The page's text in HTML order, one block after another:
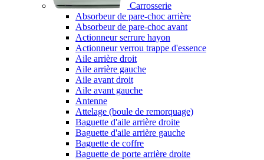
Carrosserie
Absorbeur de pare-choc arrière
Absorbeur de pare-choc avant
Actionneur serrure hayon
Actionneur verrou trappe d'essence
Aile arrière droit
Aile arrière gauche
Aile avant droit
Aile avant gauche
Antenne
Attelage (boule de remorquage)
Baguette d'aile arrière droite
Baguette d'aile arrière gauche
Baguette de coffre
Baguette de porte arrière droite